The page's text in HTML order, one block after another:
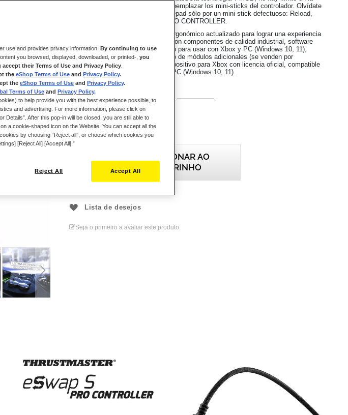
cantidad de veces que se pueden reemplazar los mini-sticks del controlador. Olvídate
de tener que deshacerte de tu gamepad sólo por un mini-stick defectuoso: Reload,
Restart, Sustain con ESWAP S PRO CONTROLLER.
El controlador presenta un diseño ergonómico actualizado para lograr una experiencia
de gaming completamente nueva, con componentes de calidad industrial, software
gratuito de configuración y mapeado para usar con Xbox y PC (Windows 10, 11),
además de un ecosistema completo de módulos adicionales (se venden por
separado). Este producto es un dispositivo para Xbox con licencia oficial, compatible
con Xbox Series X|S, Xbox One y PC (Windows 10, 11).
#ReloadRestartSustain
129,99 €
ADICIONAR AO
CARRINHO
Lista de desejos
Seja o primeiro a avaliar este produto
use and provides privacy information. By continuing to use
you browsed, displayed, downloaded, or printed-, you
their Terms of Use and Privacy Policy
the eShop Terms of Use and Privacy Policy.
the eShop Terms of Use and Privacy Policy.
Terms of Use and Privacy Policy.
to help provide you with the best experience possible, to
and advertising. For more information, please click on
Details”. After this pop-in will be closed, you are still able to
a cookie-shaped icon on the Website. You can accept all the
by choosing “Reject all”, or choose which cookies you
[Reject All] [Accept All] ”
Reject All Accept All